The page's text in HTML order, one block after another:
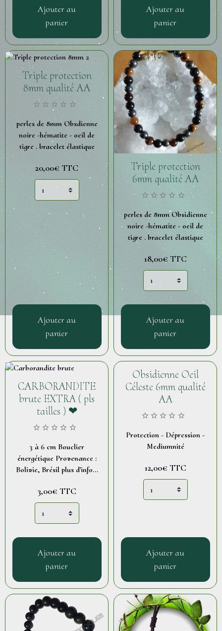
Ajouter au
panier
Ajouter au
panier
Triple protection
8mm qualité AA
perles de 8mm Obsdienne
noire -hématite - oeil de
tigre . bracelet élastique
20,00€ TTC
Ajouter au
panier
Triple protection
6mm qualité AA
perles de 8mm Obsidienne
noire -hématite - oeil de
tigre . bracelet élastique
18,00€ TTC
Ajouter au
panier
CARBORANDITE
brute EXTRA ( pls
tailles ) ❤
3 à 6 cm Bouclier
énergétique Provenance :
Bolivie, Brésil plus d'info...
3,00€ TTC
Ajouter au
panier
Obsidienne Oeil
Céleste 6mm qualité
AA
Protection - Dépression -
Mediumnité
12,00€ TTC
Ajouter au
panier